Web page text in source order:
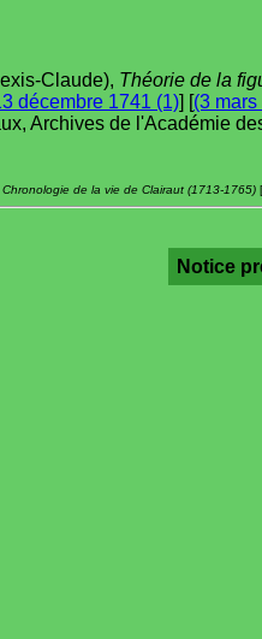
Claude), Théorie de la
décembre 1741 (1)] [(3
Archives de l'Académie
Chronologie de la vie de Clairaut (1713-1765)
Notice